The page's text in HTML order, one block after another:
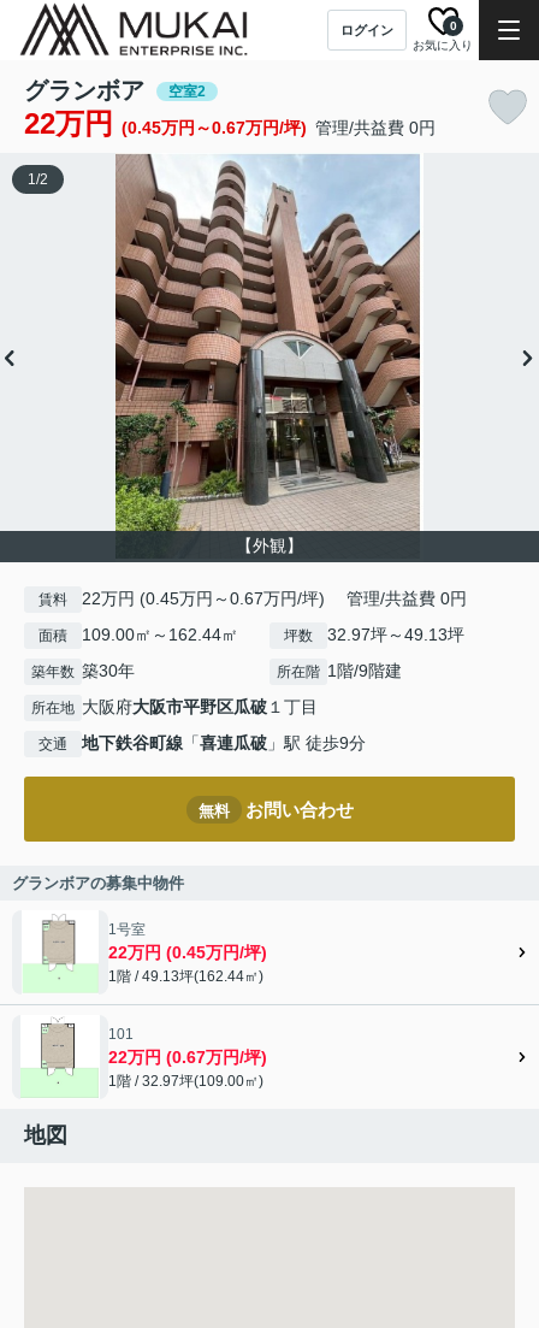
ログイン
お気に入り
0
グランボア 空室2
22万円 (0.45万円～0.67万円/坪) 管理/共益費 0円
【外観】
1/2
賃料 22万円 (0.45万円～0.67万円/坪) 管理/共益費 0円
面積 109.00㎡～162.44㎡ 坪数 32.97坪～49.13坪
築年数 築30年 所在階 1階/9階建
所在地 大阪府大阪市平野区瓜破１丁目
交通 地下鉄谷町線 「喜連瓜破 」駅 徒歩9分
無料 お問い合わせ
グランボアの募集中物件
1号室
22万円 (0.45万円/坪)
1階 / 49.13坪(162.44㎡)
101
22万円 (0.67万円/坪)
1階 / 32.97坪(109.00㎡)
地図